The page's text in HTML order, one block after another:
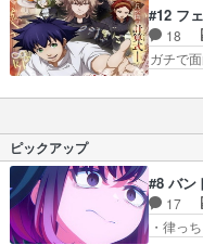
マジで
に苦戦
てる人
ずっと
あそこ
て全く
ど～こ
#12 フ
18
ガチで
んの歩
と数学
ホース
は、こ
ザート
人初め
ピックアップ
#8 バン
17
・律っ